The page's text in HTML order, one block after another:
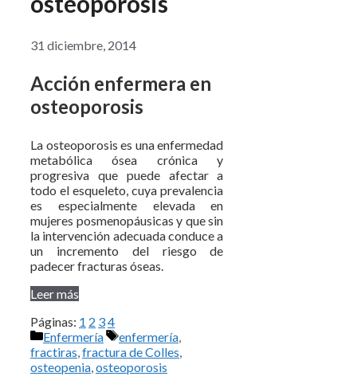
31 diciembre, 2014
Acción enfermera en
osteoporosis
La osteoporosis es una enfermedad
metabólica ósea crónica y
progresiva que puede afectar a
todo el esqueleto, cuya prevalencia
es especialmente elevada en
mujeres posmenopáusicas y que sin
la intervención adecuada conduce a
un incremento del riesgo de
padecer fracturas óseas.
Leer más
Páginas: 1 2 34
Categorías
Enfermería Etiquetas
enfermería
fractiras fractura de Colles
osteopenia osteoporosis